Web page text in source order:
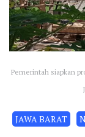
Pemerintah siapkan
JAWA BARAT